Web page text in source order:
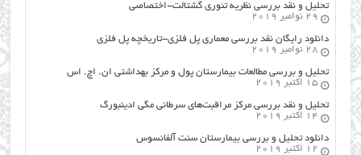
تحلیل و نقد بررسی نظریه تئوری گشتالت-اختصاصی
29 نوامبر 2019
دانلود رایگان نقد بررسی معماری پل فلزی-تاریخچه پل فلزی
28 نوامبر 2019
تحلیل و بررسی مطالعات بیمارستان پول و مرکز بهداشتی ان. اچ. اس
15 اکتبر 2019
تحلیل و نقد بررسی مرکز مراقبت‌های سرطانی مگی ادینبورگ
14 اکتبر 2019
دانلود تحلیل و بررسی بیمارستان سنت آلفانسوس
12 اکتبر 2019